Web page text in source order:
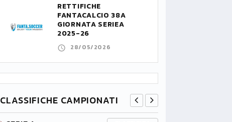
RETTIFICHE
FANTACALCIO 38A
GIORNATA SERIEA
2025-26
28/05/2026
CLASSIFICHE CAMPIONATI